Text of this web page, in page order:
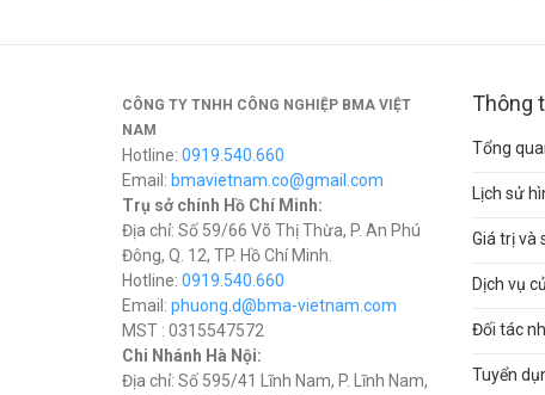
CÔNG TY TNHH CÔNG NGHIỆP BMA VIỆT
NAM
Hotline: 0919.540.660
Email: bmavietnam.co@gmail.com
Trụ sở chính Hồ Chí Minh:
Địa chỉ: Số 59/66 Võ Thị Thừa, P. An Phú
Đông, Q. 12, TP. Hồ Chí Minh.
Hotline: 0919.540.660
Email: phuong.d@bma-vietnam.com
MST : 0315547572
Chi Nhánh Hà Nội:
Địa chỉ: Số 595/41 Lĩnh Nam, P. Lĩnh Nam,
Thông
Tổng
Lịch sử
Giá trị và
Dịch vụ
Đối tác
Tuyển